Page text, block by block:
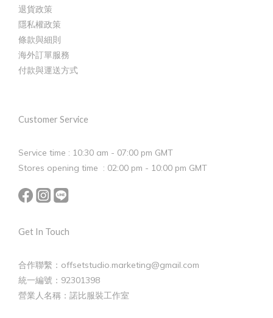
退貨政策
隱私權政策
條款與細則
海外訂單服務
付款與運送方式
Customer Service
Service time : 10:30 am - 07:00 pm GMT
Stores opening time : 02:00 pm - 10:00 pm GMT
Get In Touch
合作聯繫：offsetstudio.marketing@gmail.com
統一編號：92301398
營業人名稱：諾比服裝工作室